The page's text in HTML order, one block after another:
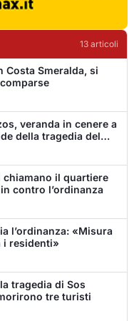
i residenti»
tragedia di Sos
tre turisti
tredici anni, la Fit
tutta la Gallura»
«Giornata
sulla Olbia-
la timeline degli
ditte fallite e i tanti
non è una festa: «Qui